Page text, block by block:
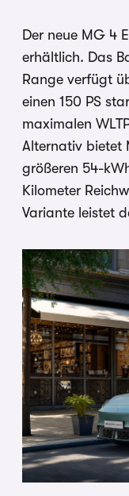
Der neue MG 4
erhältlich. Das
Range verfügt
einen 150 PS
maximalen
Alternativ bietet
größeren 54-
Kilometer
Variante leistet